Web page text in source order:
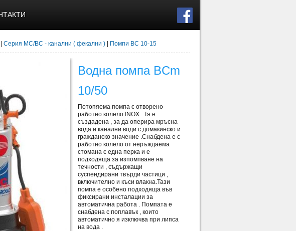
Серия МС/BC - канални ( фекални ) Помпи BC 10-15
Водна помпа BCm
10/50
Потопяема помпа с отворено
работно колело INOX . Тя е
създадена , за да оперира мръсна
вода и канални води с домакинско и
гражданско значение .Снабдена е с
работно колело от неръждаема
стомана с една перка и е
подходяща за изпомпване на
течности , съдържащи
суспендирани твърди частици ,
включително и къси влакна.Тази
помпа е особено подходяща във
фиксирани инсталации за
автоматична работа . Помпата е
снабдена с поплавък , които
автоматично я изключва при липса
на вода .